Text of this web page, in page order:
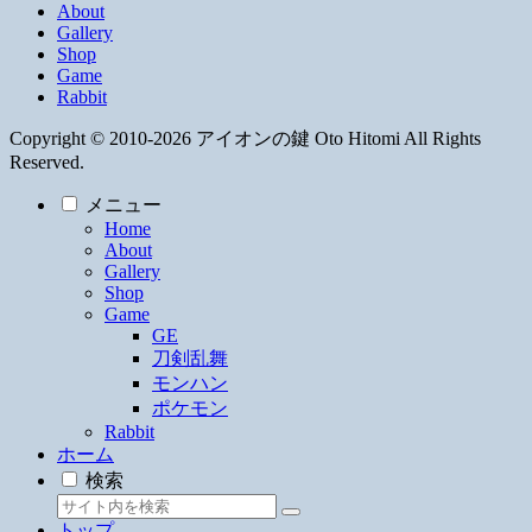
About
Gallery
Shop
Game
Rabbit
Copyright © 2010-2026 アイオンの鍵 Oto Hitomi All Rights
Reserved.
メニュー
Home
About
Gallery
Shop
Game
GE
刀剣乱舞
モンハン
ポケモン
Rabbit
ホーム
検索